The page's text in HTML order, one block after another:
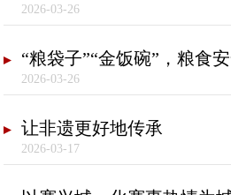
2026-03-26
“粮袋子”“金饭碗”，粮食
2026-03-26
让非遗更好地传承
2026-03-17